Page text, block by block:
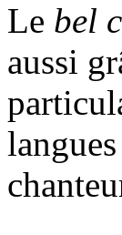
Le bel
aussi